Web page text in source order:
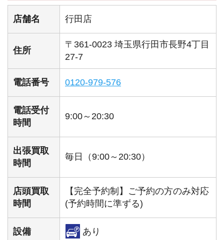
店舗名 行田店
住所
〒361-0023 埼玉県行田市長野4丁目
27-7
電話番号 0120-979-576
電話受付
時間
9:00～20:30
出張買取
時間
毎日（9:00～20:30）
店頭買取
時間
【完全予約制】ご予約の方のみ対応
(予約時間に準ずる)
設備 あり